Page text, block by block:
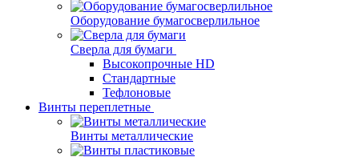
Оборудование бумагосверлильное
Сверла для бумаги
Высокопрочные HD
Стандартные
Тефлоновые
Винты переплетные
Винты металлические